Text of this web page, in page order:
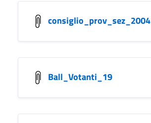
consiglio_prov_sez_2004
Ball_Votanti_19